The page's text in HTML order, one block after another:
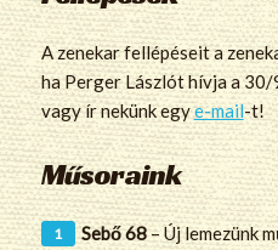
A zenekar fellépéseit a
ha Perger Lászlót hívja a
vagy ír nekünk egye-mail-t!
Műsoraink
Sebő 68 – Új lemezünk